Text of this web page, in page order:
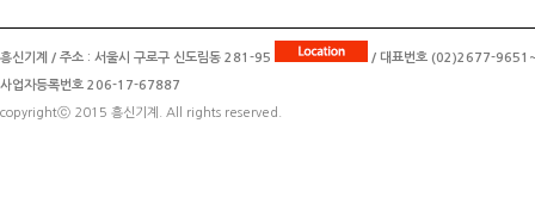
흥신기계 / 주소 : 서울시 구로구 신도림동 281-95 / 대표번호 (02)2677-
사업자등록번호 206-17-67887
copyrightⓒ 2015 흥신기계. All rights reserved.